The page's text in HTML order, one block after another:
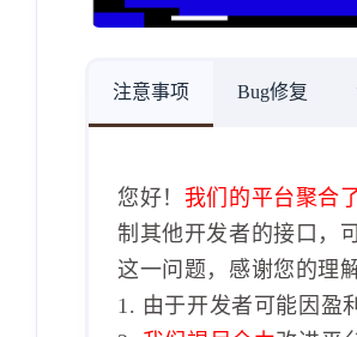
注意事项 Bug修复
您好！ 我们的平台聚合
制其他开发者的接口，
这一问题，感谢您的理
1. 由于开发者可能因盈